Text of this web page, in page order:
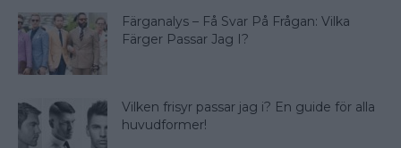
Färganalys – Få Svar På Frågan: Vilka
Färger Passar Jag I?
Vilken frisyr passar jag i? En guide för alla
huvudformer!